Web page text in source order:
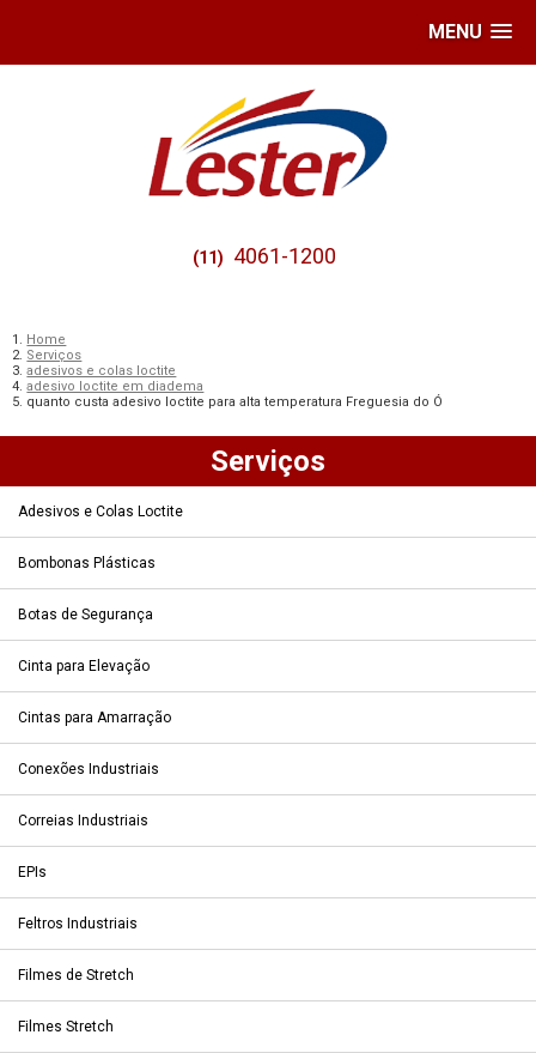
MENU
(11) 4061-1200
Home
Serviços
adesivos e colas loctite
adesivo loctite em diadema
quanto custa adesivo loctite para alta temperatura Freguesia do Ó
Serviços
Adesivos e Colas Loctite
Bombonas Plásticas
Botas de Segurança
Cinta para Elevação
Cintas para Amarração
Conexões Industriais
Correias Industriais
EPIs
Feltros Industriais
Filmes de Stretch
Filmes Stretch